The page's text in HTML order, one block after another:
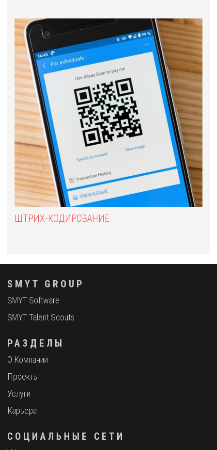
ШТРИХ-КОДИРОВАНИЕ
SMYT GROUP
SMYT Software
SMYT Talent Scouts
РАЗДЕЛЫ
О Компании
Проекты
Услуги
Карьера
СОЦИАЛЬНЫЕ СЕТИ